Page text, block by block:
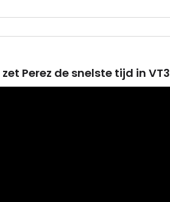
Perez de snelste tijd in VT3